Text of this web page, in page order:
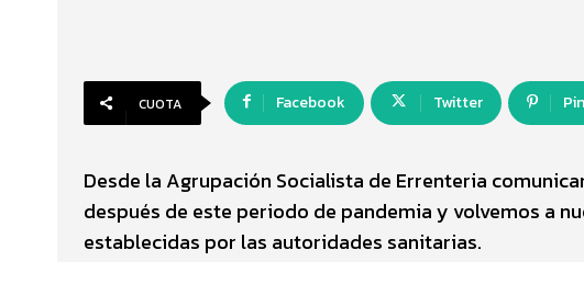
CUOTA Facebook Twitter
Desde la Agrupación Socialista de Errenteria
después de este periodo de pandemia y volvemos a
establecidas por las autoridades sanitarias.